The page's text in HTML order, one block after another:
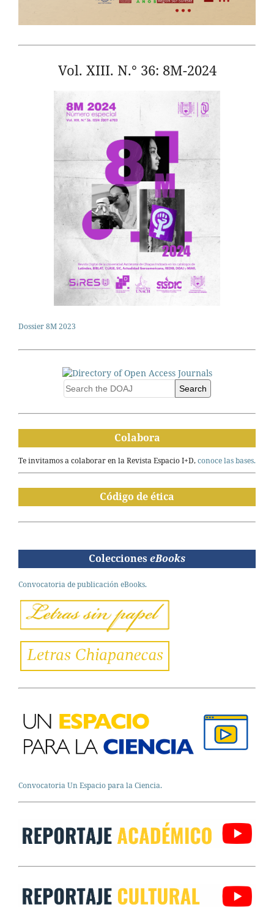
Vol. XIII. N.° 36: 8M-2024
Dossier 8M 2023
Search
Colabora
Te invitamos a colaborar en la Revista Espacio I+D,conoce las bases.
Código de ética
Colecciones eBooks
Convocatoria de publicación eBooks.
Convocatoria Un Espacio para la Ciencia.